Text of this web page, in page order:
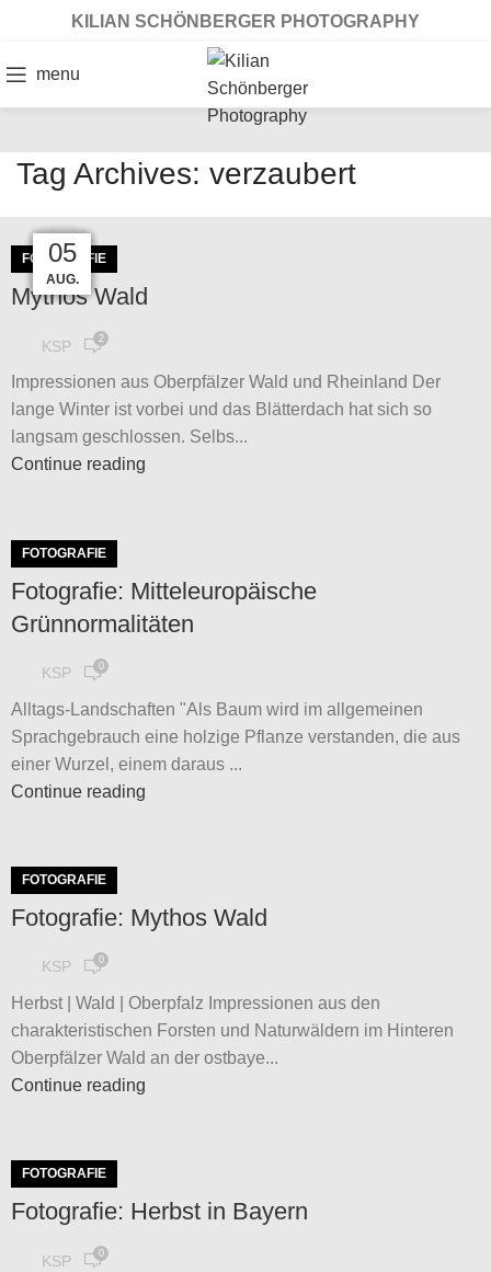
KILIAN SCHÖNBERGER PHOTOGRAPHY
menu
Tag Archives: verzaubert
12
JUNI
FOTOGRAFIE
Mythos Wald
KSP 2
Impressionen aus Oberpfälzer Wald und Rheinland Der
lange Winter ist vorbei und das Blätterdach hat sich so
langsam geschlossen. Selbs...
Continue reading
20
FEB.
FOTOGRAFIE
Fotografie: Mitteleuropäische
Grünnormalitäten
KSP 0
Alltags-Landschaften "Als Baum wird im allgemeinen
Sprachgebrauch eine holzige Pflanze verstanden, die aus
einer Wurzel, einem daraus ...
Continue reading
20
DEZ.
FOTOGRAFIE
Fotografie: Mythos Wald
KSP 0
Herbst | Wald | Oberpfalz Impressionen aus den
charakteristischen Forsten und Naturwäldern im Hinteren
Oberpfälzer Wald an der ostbaye...
Continue reading
22
NOV.
FOTOGRAFIE
Fotografie: Herbst in Bayern
KSP 0
16
MÄRZ
06
NOV.
05
AUG.